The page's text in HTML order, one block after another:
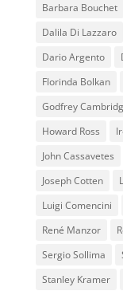
Barbara Bouchet
Dalila Di Lazzaro
Dario Argento
Florinda Bolkan
Godfrey
Howard Ross
John Cassavetes
Joseph Cotten
Luigi Comencini
René Manzor
Sergio Sollima
Stanley Kramer